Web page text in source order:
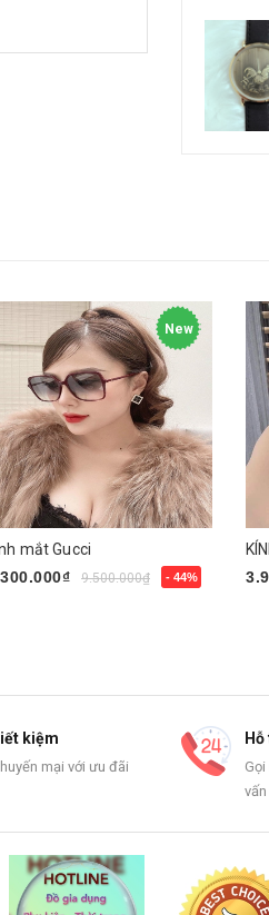
New
mắt Gucci
9.500.000₫ - 44%
kiệm
mại với ưu đãi
vấn